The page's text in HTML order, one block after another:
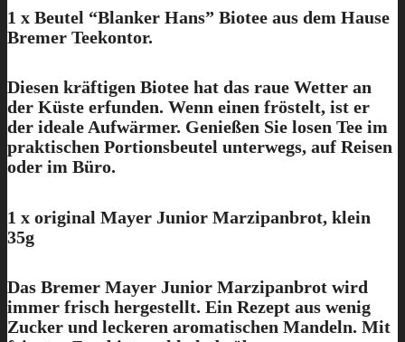
1 x Beutel “Blanker Hans” Biotee aus dem Hause
Bremer Teekontor.
Diesen kräftigen Biotee hat das raue Wetter an
der Küste erfunden. Wenn einen fröstelt, ist er
der ideale Aufwärmer. Genießen Sie losen Tee im
praktischen Portionsbeutel unterwegs, auf Reisen
oder im Büro.
1 x original Mayer Junior Marzipanbrot, klein
35g
Das Bremer Mayer Junior Marzipanbrot wird
immer frisch hergestellt. Ein Rezept aus wenig
Zucker und leckeren aromatischen Mandeln. Mit